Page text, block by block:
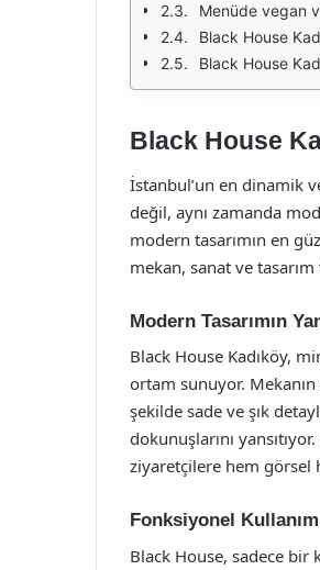
Menüde vegan
Black House
Black House
Black House
İstanbul’un en dinamik
değil, aynı zamanda
modern tasarımın en
mekan, sanat ve
Modern Tasarımın
Black House Kadıköy,
ortam sunuyor.
şekilde sade ve şık
dokunuşlarını
ziyaretçilere hem görsel
Fonksiyonel
Black House, sadece bir